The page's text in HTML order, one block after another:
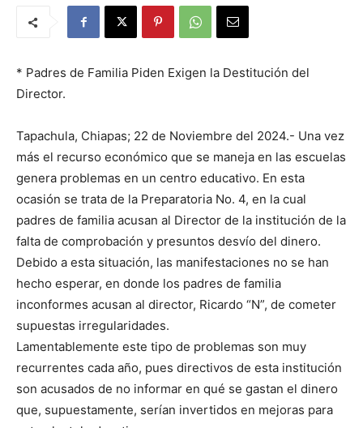
* Padres de Familia Piden Exigen la Destitución del
Director.
Tapachula, Chiapas; 22 de Noviembre del 2024.- Una vez
más el recurso económico que se maneja en las escuelas
genera problemas en un centro educativo. En esta
ocasión se trata de la Preparatoria No. 4, en la cual
padres de familia acusan al Director de la institución de la
falta de comprobación y presuntos desvío del dinero.
Debido a esta situación, las manifestaciones no se han
hecho esperar, en donde los padres de familia
inconformes acusan al director, Ricardo “N”, de cometer
supuestas irregularidades.
Lamentablemente este tipo de problemas son muy
recurrentes cada año, pues directivos de esta institución
son acusados de no informar en qué se gastan el dinero
que, supuestamente, serían invertidos en mejoras para